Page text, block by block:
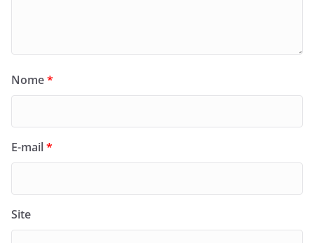
Nome*
E-mail*
Site